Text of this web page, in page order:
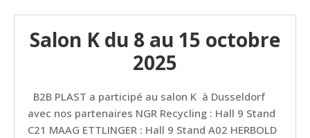
Salon K du 8 au 15 octobre
2025
B2B PLAST a participé au salon K à Dusseldorf
avec nos partenaires NGR Recycling : Hall 9 Stand
C21 MAAG ETTLINGER : Hall 9 Stand A02 HERBOLD